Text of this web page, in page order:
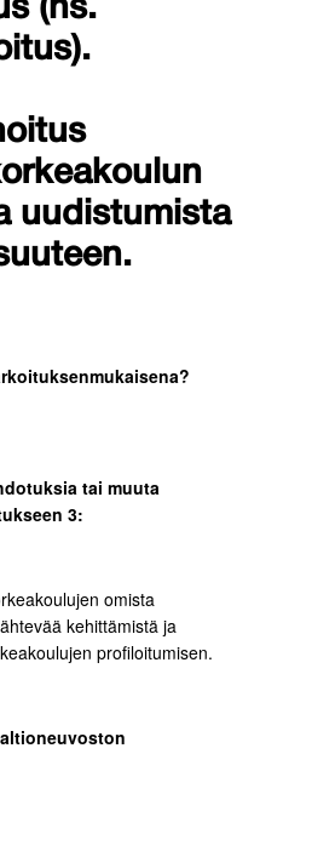
(ns.
uudistumista
tai muuta
3:
omista
kehittämistä ja
profiloitumisen.